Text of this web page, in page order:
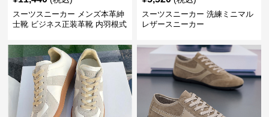
スーツスニーカー メンズ本革紳
士靴 ビジネス正装革靴 内羽根式
スーツスニーカー 洗練ミニマル
レザースニーカー